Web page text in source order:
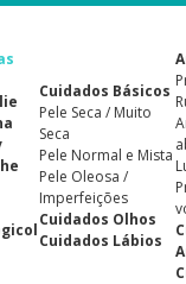
Cuidados Básicos
Pele Seca / Muito
Seca
Pele Normal e Mista
Pele Oleosa /
Imperfeições
Cuidados Olhos
Cuidados Lábios